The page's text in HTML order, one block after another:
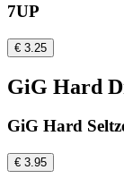
7UP
€ 3.25
GiG Hard
GiG Hard
€ 3.95